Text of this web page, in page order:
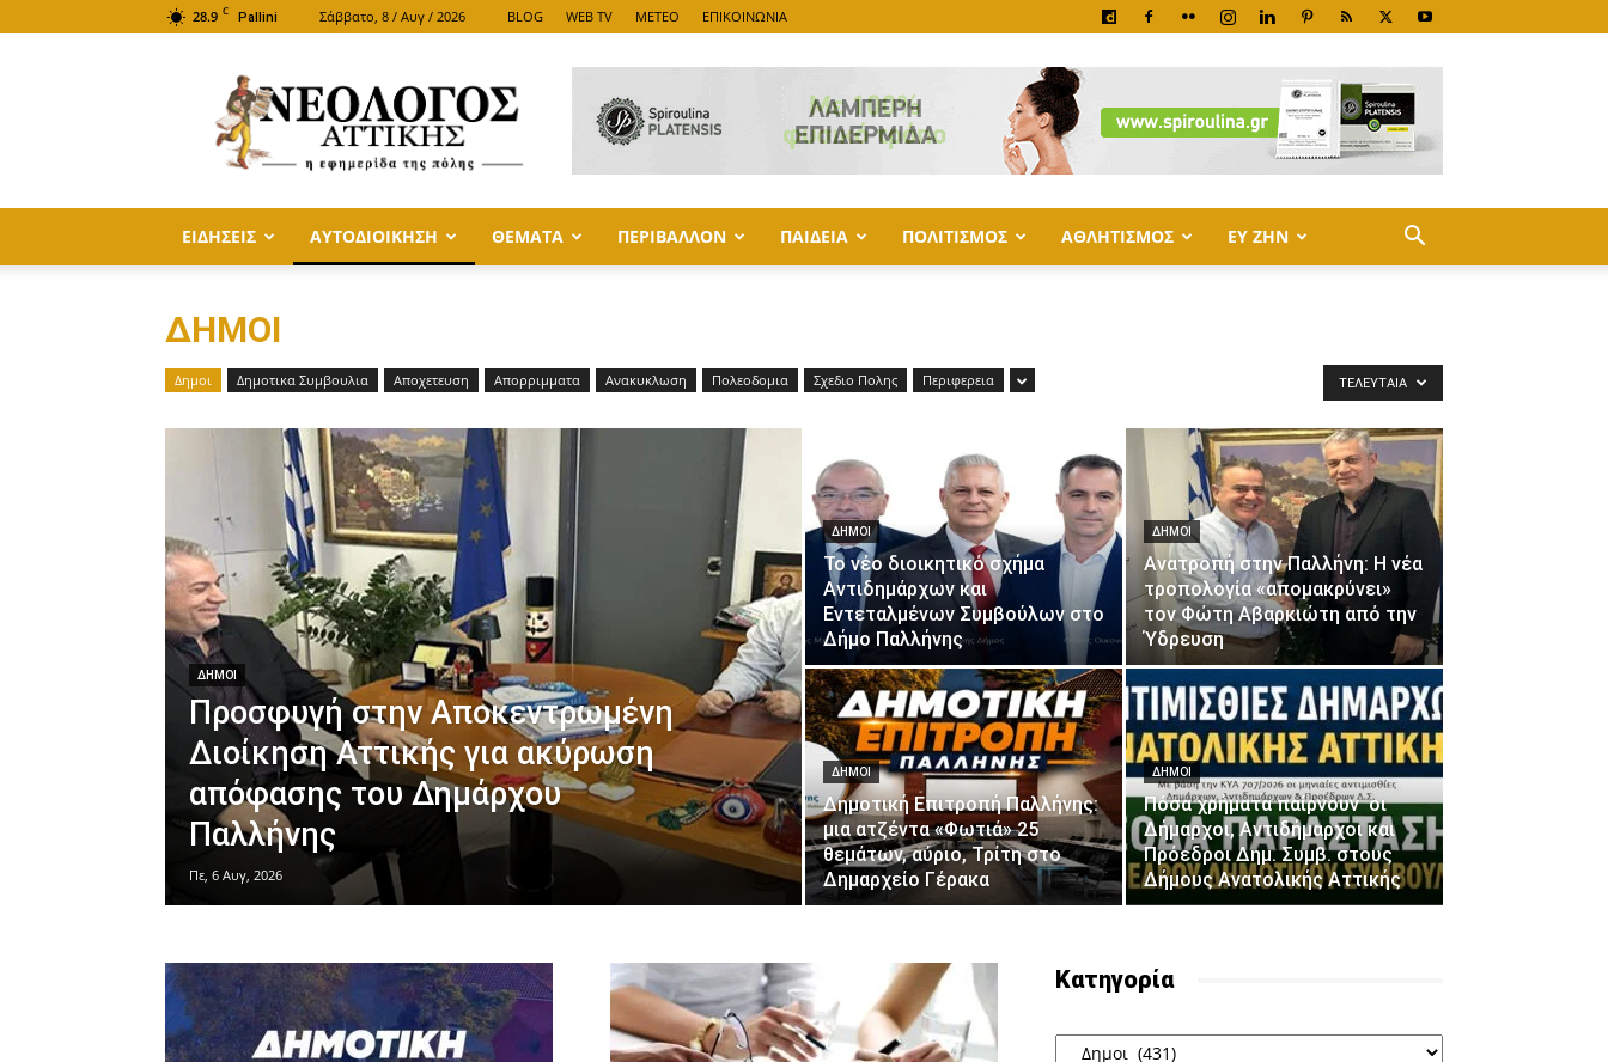
28.9 C Pallini Σάββατο, 8 / Αυγ / 2026 BLOG WEB TV METEO ΕΠΙΚΟΙΝΩΝΙΑ
ΑΤΤΙΚΗΣ
ΕΙΔΗΣΕΙΣ ΑΥΤΟΔΙΟΙΚΗΣΗ ΘΕΜΑΤΑ ΠΕΡΙΒΑΛΛΟΝ ΠΑΙΔΕΙΑ ΠΟΛΙΤΙΣΜΟΣ ΑΘΛΗΤΙΣΜΟΣ ΕΥ ΖΗΝ
ΔΗΜΟΙ
Δημοι Δημοτικα Συμβουλια Αποχετευση Απορριμματα Ανακυκλωση Πολεοδομια Σχεδιο Πολης Περιφερεια ΤΕΛΕΥΤΑΊΑ
ΔΗΜΟΙ
Προσφυγή στην Αποκεντρωμένη
Διοίκηση Αττικής για ακύρωση
απόφασης του Δημάρχου
Παλλήνης
Πε, 6 Αυγ, 2026
ΔΗΜΟΙ
Το νέο διοικητικό σχήμα
Αντιδημάρχων και
Εντεταλμένων Συμβούλων στο
Δήμο Παλλήνης
ΔΗΜΟΙ
Ανατροπή στην Παλλήνη: Η νέα
τροπολογία «απομακρύνει»
τον Φώτη Αβαρκιώτη από την
Ύδρευση
ΔΗΜΟΙ
Δημοτική Επιτροπή Παλλήνης:
μια ατζέντα «Φωτιά» 25
θεμάτων, αύριο, Τρίτη στο
Δημαρχείο Γέρακα
ΔΗΜΟΙ
Πόσα χρήματα παίρνουν οι
Δήμαρχοι, Αντιδήμαρχοι και
Πρόεδροι Δημ. Συμβ. στους
Δήμους Ανατoλικής Αττικής
Κατηγορία
Κατηγορία